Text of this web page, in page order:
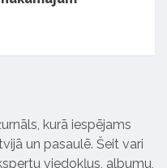
kurā iespējams
un pasaulē. Šeit vari
viedokļus, albumu,